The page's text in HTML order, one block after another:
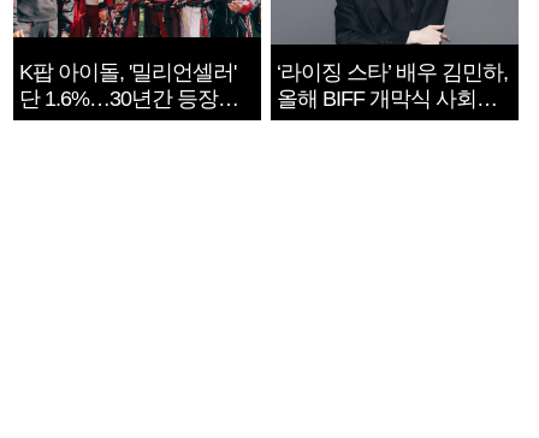
K팝 아이돌, '밀리언셀러'
단 1.6%…30년간 등장
1182개팀 전수조사
‘라이징 스타’ 배우 김민하,
올해 BIFF 개막식 사회자
확정